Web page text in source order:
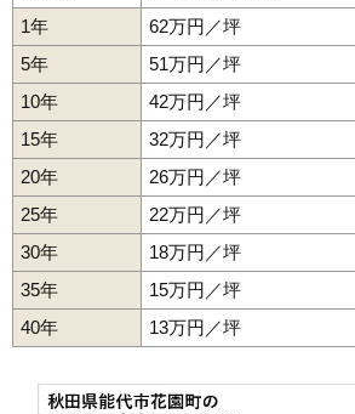
1年
62万円／坪
5年
51万円／坪
10年
42万円／坪
15年
32万円／坪
20年
26万円／坪
25年
22万円／坪
30年
18万円／坪
35年
15万円／坪
40年
13万円／坪